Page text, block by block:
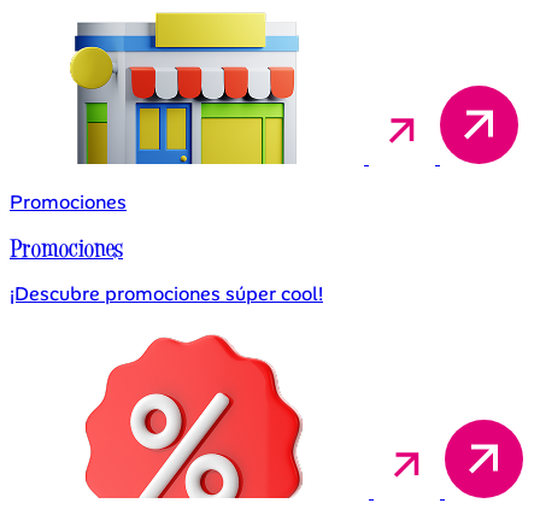
Promociones
Promociones
¡Descubre promociones súper cool!